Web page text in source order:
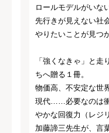
ロールモデルがいな
先行きが見えない社
やりたいことが見つ
「強くなきゃ」と走
ちへ贈る１冊。
物価高、不安定な世
現代……必要なのは
やかな回復力（レジ
加藤諦三先生が、言